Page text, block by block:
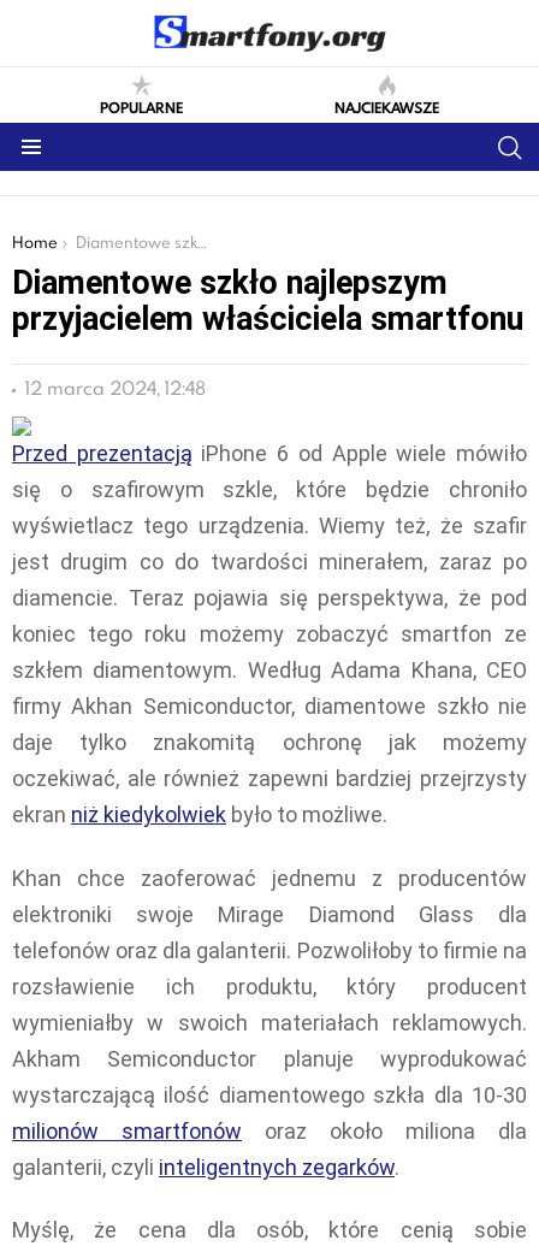
POPULARNE NAJCIEKAWSZE
You are here:
Home Diamentowe szkło najlepszym przyjacielem właściciela smartfonu
Diamentowe szkło najlepszym
przyjacielem właściciela smartfonu
12 marca 2024, 12:48
Przed prezentacją iPhone 6 od Apple wiele mówiło
się o szafirowym szkle, które będzie chroniło
wyświetlacz tego urządzenia. Wiemy też, że szafir
jest drugim co do twardości minerałem, zaraz po
diamencie. Teraz pojawia się perspektywa, że pod
koniec tego roku możemy zobaczyć smartfon ze
szkłem diamentowym. Według Adama Khana, CEO
firmy Akhan Semiconductor, diamentowe szkło nie
daje tylko znakomitą ochronę jak możemy
oczekiwać, ale również zapewni bardziej przejrzysty
ekran niż kiedykolwiek było to możliwe.
Khan chce zaoferować jednemu z producentów
elektroniki swoje Mirage Diamond Glass dla
telefonów oraz dla galanterii. Pozwoliłoby to firmie na
rozsławienie ich produktu, który producent
wymieniałby w swoich materiałach reklamowych.
Akham Semiconductor planuje wyprodukować
wystarczającą ilość diamentowego szkła dla 10-30
milionów smartfonów oraz około miliona dla
galanterii, czyli inteligentnych zegarków.
Myślę, że cena dla osób, które cenią sobie